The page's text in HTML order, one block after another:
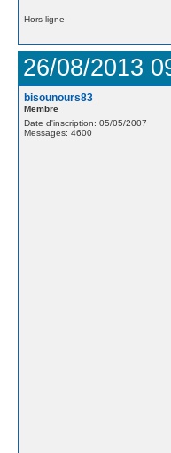
Hors ligne
26/08/2013
bisounours83
Membre
Date d'inscription: 05/05/2007
Messages: 4600